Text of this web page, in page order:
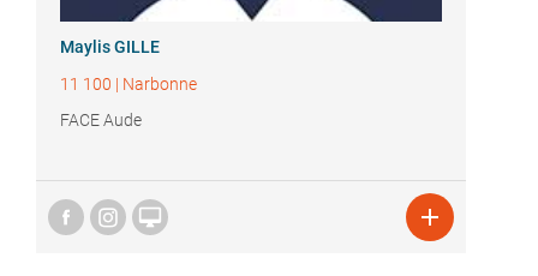
Maylis GILLE
11 100 | Narbonne
FACE Aude
 